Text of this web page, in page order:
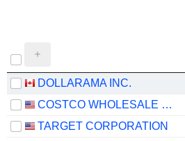
DOLLARAMA INC.
COSTCO WHOLESALE CORPORATION
TARGET CORPORATION